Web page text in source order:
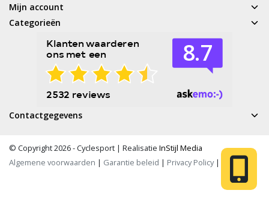
Mijn account
Categorieën
Contactgegevens
© Copyright 2026 - Cyclesport | Realisatie InStijl Media
Algemene voorwaarden | Garantie beleid | Privacy Policy| RSS Feed